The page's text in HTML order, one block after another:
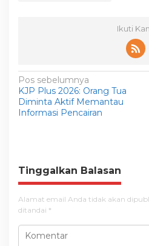
Ikuti
N
a
v
a
s
i
p
o
Pos sebelumnya
KJP Plus 2026: Orang Tua
Diminta Aktif Memantau
Informasi Pencairan
Tinggalkan Balasan
Alamat email Anda tidak akan
ditandai *